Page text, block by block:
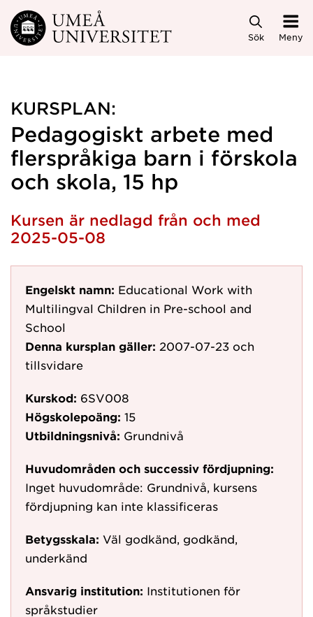
Hoppa direkt till innehållet
Sök Meny
KURSPLAN:
Pedagogiskt arbete med
flerspråkiga barn i förskola
och skola, 15 hp
Kursen är nedlagd från och med
2025-05-08
Engelskt namn: Educational Work with
Multilingval Children in Pre-school and
School
Denna kursplan gäller: 2007-07-23 och
tillsvidare
Kurskod: 6SV008
Högskolepoäng: 15
Utbildningsnivå: Grundnivå
Huvudområden och successiv fördjupning:
Inget huvudområde: Grundnivå, kursens
fördjupning kan inte klassificeras
Betygsskala: Väl godkänd, godkänd,
underkänd
Ansvarig institution: Institutionen för
språkstudier